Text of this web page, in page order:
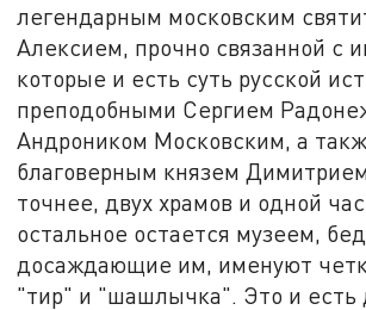
легендарным московским
Алексием, прочно связанной с
которые и есть суть русской
преподобными Сергием
Андроником Московским, а
благоверным князем
точнее, двух храмов и одной
остальное остается музеем,
досаждающие им, именуют
"тир" и "шашлычка". Это и есть